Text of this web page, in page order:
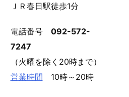
ＪＲ春日駅徒歩1分
電話番号 092-572-
7247
（火曜を除く20時まで）
営業時間 10時～20時